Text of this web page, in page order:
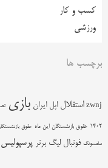
کسب و کار
ورزشی
برچسب ها
zwnj استقلال اپل ایران بازی
1402 حقوق بازنشستگان این ماه حقوق
سامسونگ فوتبال لیگ برتر پرسپولیس